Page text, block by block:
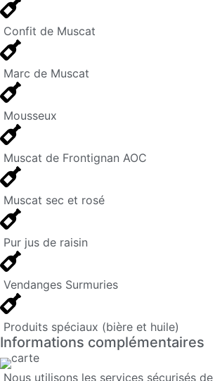
Confit de Muscat
Marc de Muscat
Mousseux
Muscat de Frontignan AOC
Muscat sec et rosé
Pur jus de raisin
Vendanges Surmuries
Produits spéciaux (bière et huile)
Informations complémentaires
Nous utilisons les services sécurisés